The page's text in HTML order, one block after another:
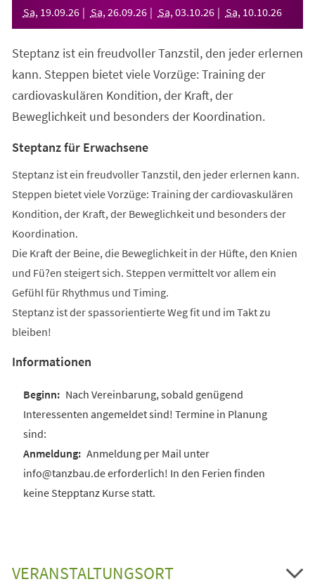
Sa, 19.09.26 Sa, 26.09.26 Sa, 03.10.26 Sa, 10.10.26
Steptanz ist ein freudvoller Tanzstil, den jeder erlernen
kann. Steppen bietet viele Vorzüge: Training der
cardiovaskulären Kondition, der Kraft, der
Beweglichkeit und besonders der Koordination.
Steptanz für Erwachsene
Steptanz ist ein freudvoller Tanzstil, den jeder erlernen kann.
Steppen bietet viele Vorzüge: Training der cardiovaskulären
Kondition, der Kraft, der Beweglichkeit und besonders der
Koordination.
Die Kraft der Beine, die Beweglichkeit in der Hüfte, den Knien
und Fü?en steigert sich. Steppen vermittelt vor allem ein
Gefühl für Rhythmus und Timing.
Steptanz ist der spassorientierte Weg fit und im Takt zu
bleiben!
Informationen
Nach Vereinbarung, sobald genügend
Interessenten angemeldet sind! Termine in Planung
sind:
Anmeldung per Mail unter
info@tanzbau.de erforderlich! In den Ferien finden
keine Stepptanz Kurse statt.
VERANSTALTUNGSORT